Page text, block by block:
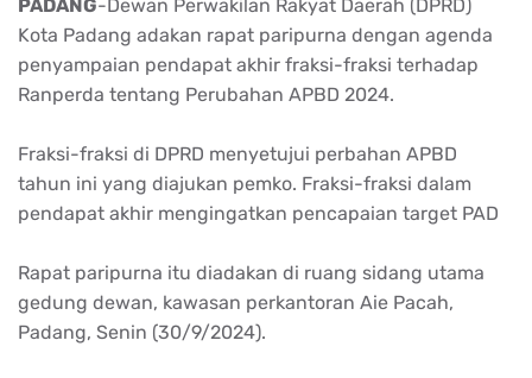
PADANG-Dewan Perwakilan Rakyat Daerah (DPRD)
Kota Padang adakan rapat paripurna dengan agenda
penyampaian pendapat akhir fraksi-fraksi terhadap
Ranperda tentang Perubahan APBD 2024.
Fraksi-fraksi di DPRD menyetujui perbahan APBD
tahun ini yang diajukan pemko. Fraksi-fraksi dalam
pendapat akhir mengingatkan pencapaian target PAD
Rapat paripurna itu diadakan di ruang sidang utama
gedung dewan, kawasan perkantoran Aie Pacah,
Padang, Senin (30/9/2024).